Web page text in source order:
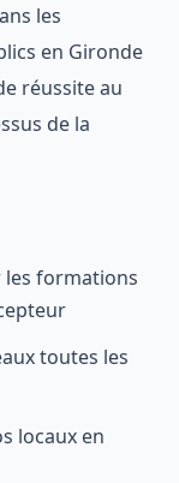
les
en Gironde
réussite au
de la
formations
toutes les
locaux en